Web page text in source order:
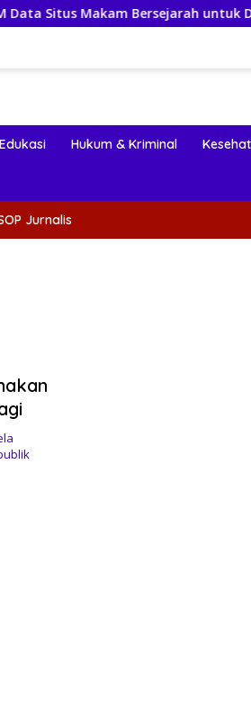
Bersejarah untuk Dukung
Edukasi Hukum & Kriminal
Jurnalis